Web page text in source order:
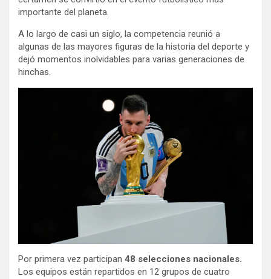
importante del planeta.
A lo largo de casi un siglo, la competencia reunió a
algunas de las mayores figuras de la historia del deporte y
dejó momentos inolvidables para varias generaciones de
hinchas.
Por primera vez participan 48 selecciones nacionales.
Los equipos están repartidos en 12 grupos de cuatro